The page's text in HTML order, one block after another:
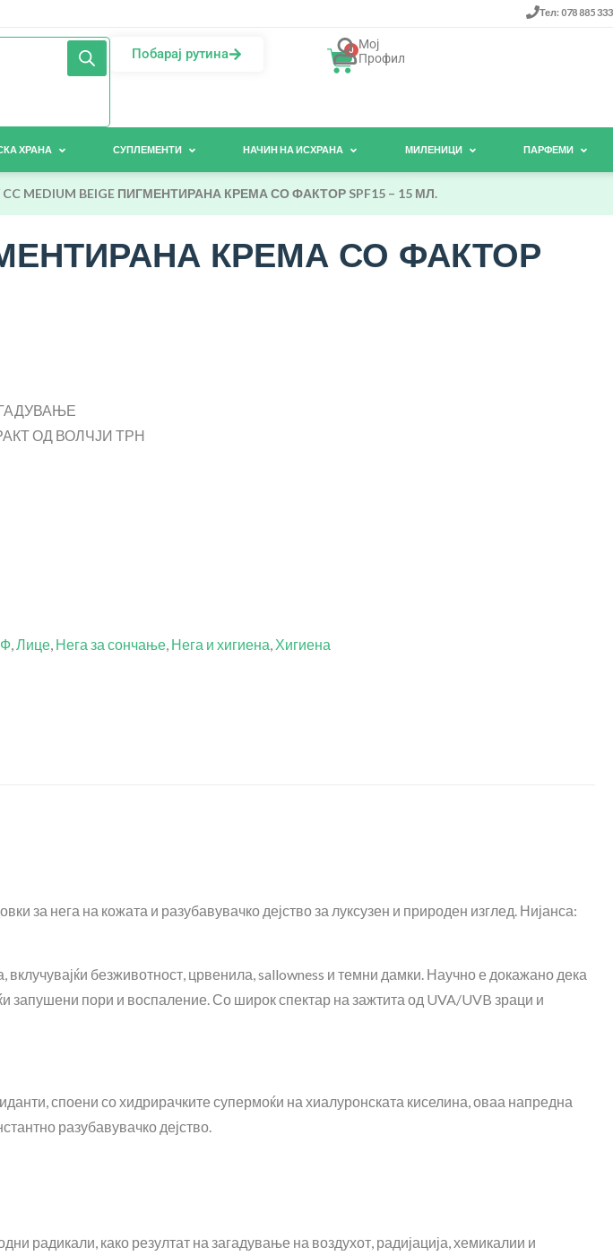
Тел: 078 885 333
Побарај рутина 0 Мој
Профил
ХРАНА СУПЛЕМЕНТИ НАЧИН НА ИСХРАНА МИЛЕНИЦИ ПАРФЕМИ
MEDIUM BEIGE ПИГМЕНТИРАНА КРЕМА СО ФАКТОР SPF15 – 15 МЛ.
КРЕМА СО ФАКТОР
ОД ВОЛЧЈИ ТРН
,Лице, Нега за сончање, Нега и хигиена, Хигиена
за нега на кожата и разубавувачко дејство за луксузен и природен изглед. Нијанса:
безживотност, црвенила, sallowness и темни дамки. Научно е докажано дека
запушени пори и воспаление. Со широк спектар на зажтита од UVA/UVB зраци и
споени со хидрирачките супермоќи на хиалуронската киселина, оваа напредна
разубавувачко дејство.
радикали, како резултат на загадување на воздухот, радијација, хемикалии и